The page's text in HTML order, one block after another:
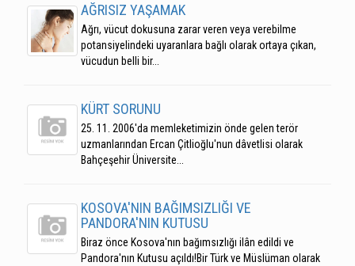
AĞRISIZ YAŞAMAK
Ağrı, vücut dokusuna zarar veren veya verebilme
potansiyelindeki uyaranlara bağlı olarak ortaya çıkan,
vücudun belli bir...
KÜRT SORUNU
25. 11. 2006'da memleketimizin önde gelen terör
uzmanlarından Ercan Çitlioğlu'nun dâvetlisi olarak
Bahçeşehir Üniversite...
KOSOVA'NIN BAĞIMSIZLIĞI VE
PANDORA'NIN KUTUSU
Biraz önce Kosova'nın bağımsızlığı ilân edildi ve
Pandora'nın Kutusu açıldı!Bir Türk ve Müslüman olarak